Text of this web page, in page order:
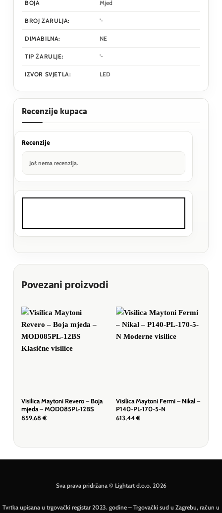
BOJA Mjed
BROJ ŽARULJA: '-
DIMABILNA: NE
TIP ŽARULJE: '-
IZVOR SVJETLA: LED
Recenzije kupaca
Recenzije
Još nema recenzija.
Povezani proizvodi
Visilica Maytoni Revero – Boja
mjeda – MOD085PL-12BS
859,68 €
Visilica Maytoni Fermi – Nikal –
P140-PL-170-5-N
613,44 €
Sva prava pridržana © Lightart d.o.o. 2026
Tvrtka upisana u trgovački registar 2023. godine – Trgovački sud u Zagrebu, račun u